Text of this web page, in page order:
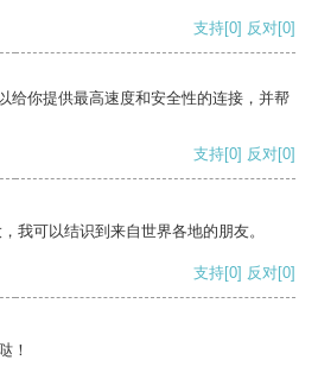
支持[0] 反对[0]
给你提供最高速度和安全性的连接，并帮
支持[0] 反对[0]
我可以结识到来自世界各地的朋友。
支持[0] 反对[0]
！